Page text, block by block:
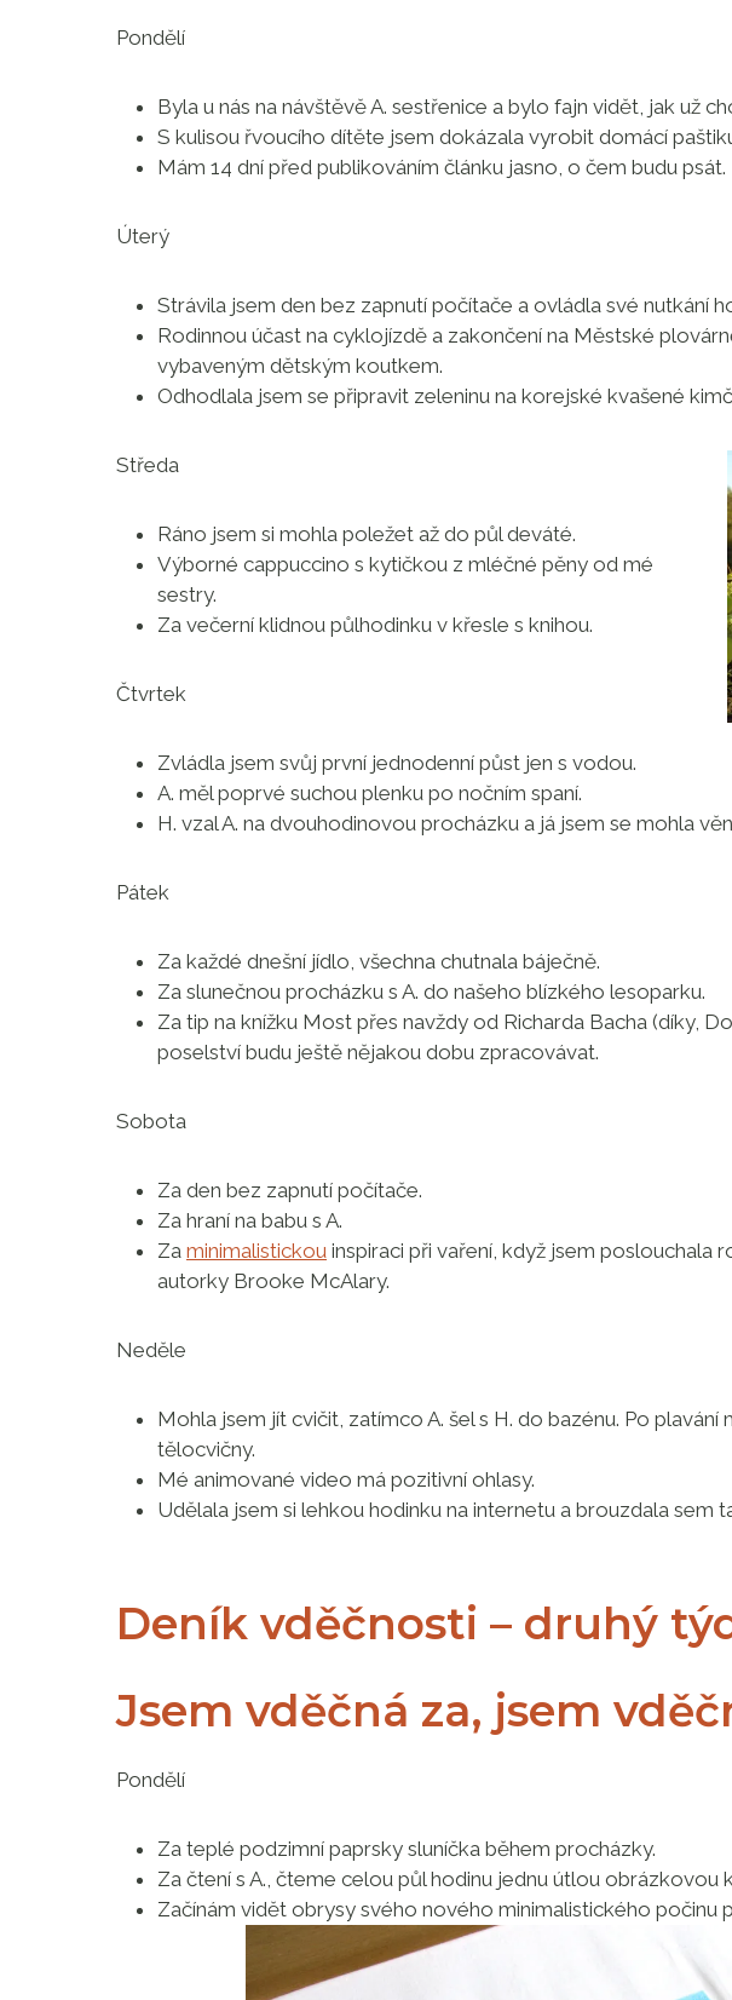
Pondělí
Byla u nás na návštěvě A. sestřenice a bylo fajn vidět, jak už
S kulisou řvoucího dítěte jsem dokázala vyrobit domácí
Mám 14 dní před publikováním článku jasno, o čem budu psát.
Úterý
Strávila jsem den bez zapnutí počítače a ovládla své nutkání
Rodinnou účast na cyklojízdě a zakončení na Městské
vybaveným dětským koutkem.
Odhodlala jsem se připravit zeleninu na korejské kvašené
Středa
Ráno jsem si mohla poležet až do půl deváté.
Výborné cappuccino s kytičkou z mléčné pěny od mé
sestry.
Za večerní klidnou půlhodinku v křesle s knihou.
Čtvrtek
Zvládla jsem svůj první jednodenní půst jen s vodou.
A. měl poprvé suchou plenku po nočním spaní.
H. vzal A. na dvouhodinovou procházku a já jsem se mohla
Pátek
Za každé dnešní jídlo, všechna chutnala báječně.
Za slunečnou procházku s A. do našeho blízkého lesoparku.
Za tip na knížku Most přes navždy od Richarda Bacha (díky,
poselství budu ještě nějakou dobu zpracovávat.
Sobota
Za den bez zapnutí počítače.
Za hraní na babu s A.
Za minimalistickou inspiraci při vaření, když jsem poslouchala
autorky Brooke McAlary.
Neděle
Mohla jsem jít cvičit, zatímco A. šel s H. do bazénu. Po
tělocvičny.
Mé animované video má pozitivní ohlasy.
Udělala jsem si lehkou hodinku na internetu a brouzdala sem
Deník vděčnosti – druhý
Jsem vděčná za, jsem
Pondělí
Za teplé podzimní paprsky sluníčka během procházky.
Za čtení s A., čteme celou půl hodinu jednu útlou obrázkovou
Začínám vidět obrysy svého nového minimalistického počinu